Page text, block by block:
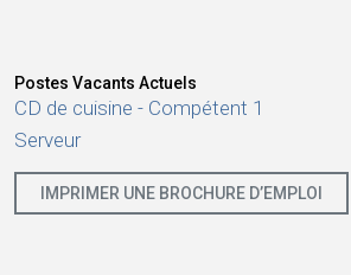
Postes Vacants Actuels
CD de cuisine - Compétent 1
Serveur
IMPRIMER UNE BROCHURE D’EMPLOI